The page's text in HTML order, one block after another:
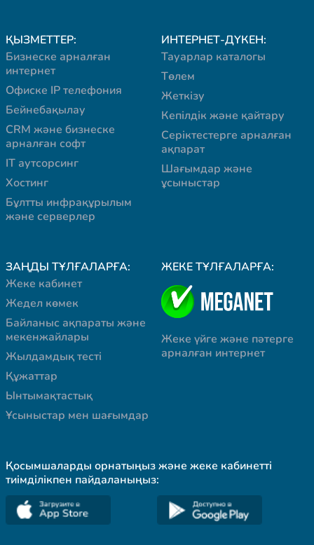
ҚЫЗМЕТТЕР:
Бизнеске арналған
интернет
Офиске IP телефония
Бейнебақылау
CRM және бизнеске
арналған софт
IT аутсорсинг
Хостинг
Бұлтты инфрақұрылым
және серверлер
ИНТЕРНЕТ-ДҮКЕН:
Тауарлар каталогы
Төлем
Жеткізу
Кепілдік және қайтару
Серіктестерге арналған
ақпарат
Шағымдар және
ұсыныстар
ЗАҢДЫ ТҰЛҒАЛАРҒА:
Жеке кабинет
Жедел көмек
Байланыс ақпараты және
мекенжайлары
Жылдамдық тесті
Құжаттар
Ынтымақтастық
Ұсыныстар мен шағымдар
ЖЕКЕ ТҰЛҒАЛАРҒА:
Жеке үйге және пәтерге
арналған интернет
Қосымшаларды орнатыңыз және жеке кабинетті
тиімділікпен пайдаланыңыз: